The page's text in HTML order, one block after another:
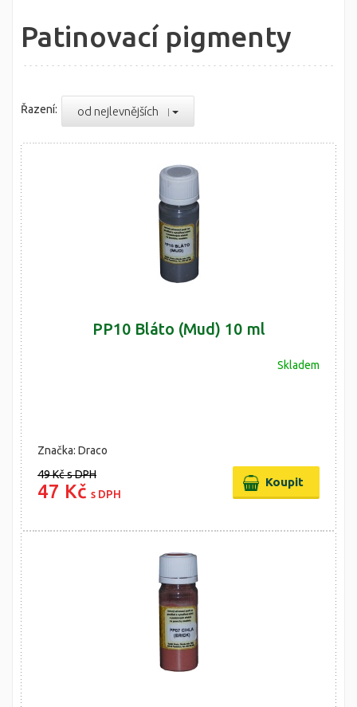
Patinovací pigmenty
Řazení: od nejlevnějších
PP10 Bláto (Mud) 10 ml
Skladem
Značka: Draco
49 Kčs DPH
47 Kč s DPH